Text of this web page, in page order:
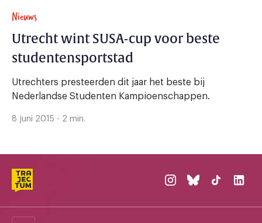
Nieuws
Utrecht wint SUSA-cup voor beste
studentensportstad
Utrechters presteerden dit jaar het beste bij
Nederlandse Studenten Kampioenschappen.
8 juni 2015 - 2 min.